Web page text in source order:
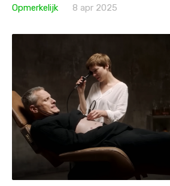
Opmerkelijk
8 apr 2025